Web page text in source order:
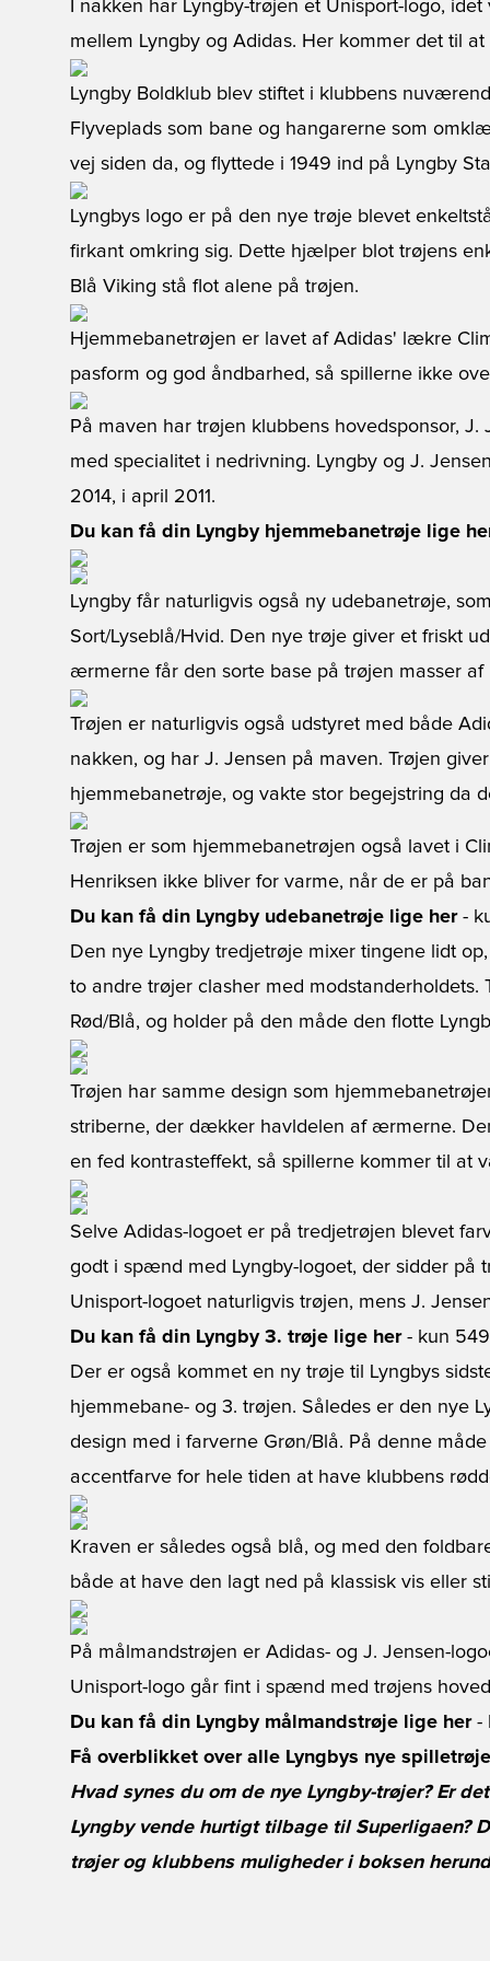
I nakken har Lyngby-trøjen et Unisport-logo,
mellem Lyngby og Adidas. Her kommer det til
Lyngby Boldklub blev stiftet i klubbens
Flyveplads som bane og hangarerne som
vej siden da, og flyttede i 1949 ind på Lyngby
Lyngbys logo er på den nye trøje blevet
firkant omkring sig. Dette hjælper blot trøjens
Blå Viking stå flot alene på trøjen.
Hjemmebanetrøjen er lavet af Adidas' lækre
pasform og god åndbarhed, så spillerne ikke
På maven har trøjen klubbens hovedsponsor,
med specialitet i nedrivning. Lyngby og J.
2014, i april 2011.
Du kan få din Lyngby hjemmebanetrøje lige
Lyngby får naturligvis også ny udebanetrøje,
Sort/Lyseblå/Hvid. Den nye trøje giver et friskt
ærmerne får den sorte base på trøjen masser af
Trøjen er naturligvis også udstyret med både
nakken, og har J. Jensen på maven. Trøjen
hjemmebanetrøje, og vakte stor begejstring da
Trøjen er som hjemmebanetrøjen også lavet i
Henriksen ikke bliver for varme, når de er på
Du kan få din Lyngby udebanetrøje lige her-
Den nye Lyngby tredjetrøje mixer tingene lidt
to andre trøjer clasher med
Rød/Blå, og holder på den måde den flotte
Trøjen har samme design som
striberne, der dækker havldelen af ærmerne.
en fed kontrasteffekt, så spillerne kommer til at
Selve Adidas-logoet er på tredjetrøjen blevet
godt i spænd med Lyngby-logoet, der sidder på
Unisport-logoet naturligvis trøjen, mens J.
Du kan få din Lyngby 3. trøje lige her- kun
Der er også kommet en ny trøje til Lyngbys
hjemmebane- og 3. trøjen. Således er den nye
design med i farverne Grøn/Blå. På denne
accentfarve for hele tiden at have klubbens
Kraven er således også blå, og med den
både at have den lagt ned på klassisk vis eller
På målmandstrøjen er Adidas- og J. Jensen-
Unisport-logo går fint i spænd med trøjens
Du kan få din Lyngby målmandstrøje lige her-
Få overblikket over alle Lyngbys nye
Hvad synes du om de nye Lyngby-trøjer? Er
Lyngby vende hurtigt tilbage til Superligaen?
trøjer og klubbens muligheder i boksen